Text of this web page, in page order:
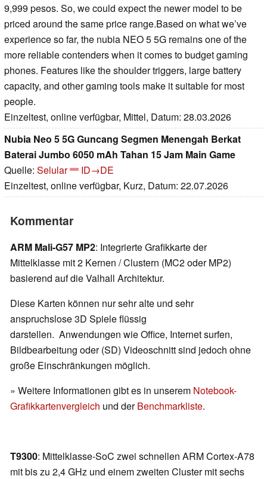
9,999 pesos. So, we could expect the newer model to be
priced around the same price range.Based on what we’ve
experience so far, the nubia NEO 5 5G remains one of the
more reliable contenders when it comes to budget gaming
phones. Features like the shoulder triggers, large battery
capacity, and other gaming tools make it suitable for most
people.
Einzeltest, online verfügbar, Mittel, Datum: 28.03.2026
Nubia Neo 5 5G Guncang Segmen Menengah Berkat
Baterai Jumbo 6050 mAh Tahan 15 Jam Main Game
Quelle: Selular
ID→DE
Einzeltest, online verfügbar, Kurz, Datum: 22.07.2026
Kommentar
ARM Mali-G57 MP2: Integrierte Grafikkarte der
Mittelklasse mit 2 Kernen / Clustern (MC2 oder MP2)
basierend auf die Valhall Architektur.
Diese Karten können nur sehr alte und sehr
anspruchslose 3D Spiele flüssig
darstellen. Anwendungen wie Office, Internet surfen,
Bildbearbeitung oder (SD) Videoschnitt sind jedoch ohne
große Einschränkungen möglich.
» Weitere Informationen gibt es in unserem Notebook-
Grafikkartenvergleich und derBenchmarkliste.
T9300: Mittelklasse-SoC zwei schnellen ARM Cortex-A78
mit bis zu 2,4 GHz und einem zweiten Cluster mit sechs